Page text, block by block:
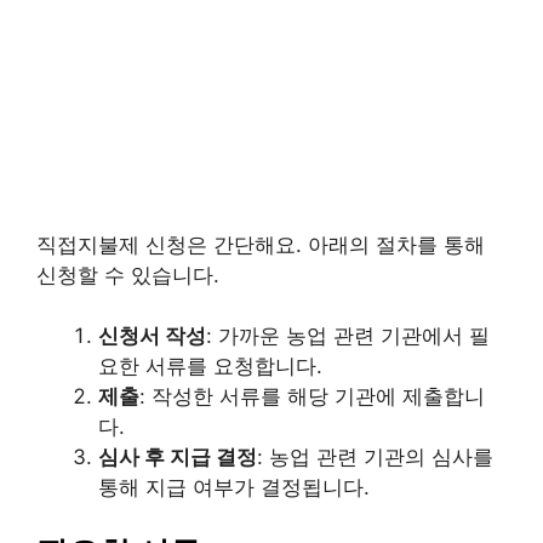
직접지불제 신청은 간단해요. 아래의 절차를 통해
신청할 수 있습니다.
신청서 작성: 가까운 농업 관련 기관에서 필
요한 서류를 요청합니다.
제출: 작성한 서류를 해당 기관에 제출합니
다.
심사 후 지급 결정: 농업 관련 기관의 심사를
통해 지급 여부가 결정됩니다.